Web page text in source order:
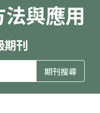
與應用
期刊